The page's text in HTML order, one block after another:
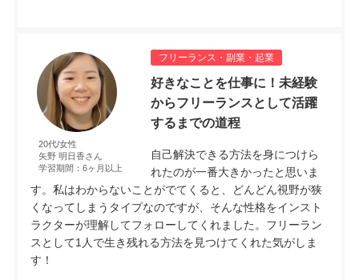
フリーランス・副業・起業
20代/女性
矢野 明日香さん
学習期間：6ヶ月以上
好きなことを仕事に！未経験
からフリーランスとして活躍
するまでの道程
自己解決できる方法を身につけら
れたのが一番大きかったと思いま
す。私はわからないことがでてくると、どんどん視野が狭
くなってしまうタイプなのですが、そんな性格をインスト
ラクターが理解してフォローしてくれました。フリーラン
スとして1人で生き残れる方法を見つけてくれた気がしま
す！